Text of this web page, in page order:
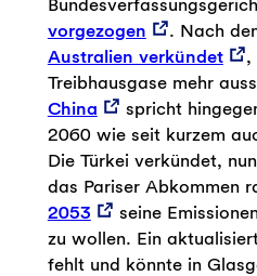
vorgezogen
. Nach
Australien verkündet
,
Treibhausgase mehr
China
spricht
2060 wie seit kurzem
Die Türkei verkündet,
das Pariser Abkommen
2053
seine
zu wollen. Ein
fehlt und könnte in